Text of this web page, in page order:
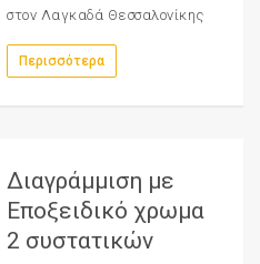
στον Λαγκαδά Θεσσαλονίκης
Περισσότερα
Διαγράμμιση με
Εποξειδικό χρωμα
2 συστατικών